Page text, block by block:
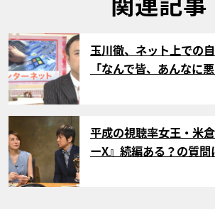
サムネイル
玉川徹、ネット上での
「なんで皆、あんなに
サムネイル
平成の視聴率女王・米
ーX』続編ある？の質